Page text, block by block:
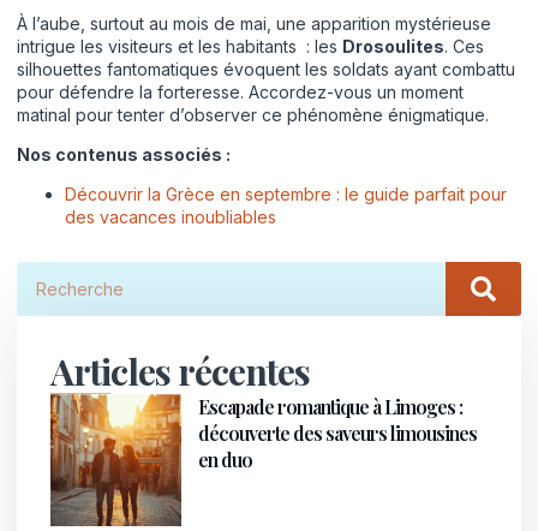
À l’aube, surtout au mois de mai, une apparition mystérieuse
intrigue les visiteurs et les habitants : les Drosoulites. Ces
silhouettes fantomatiques évoquent les soldats ayant combattu
pour défendre la forteresse. Accordez-vous un moment
matinal pour tenter d’observer ce phénomène énigmatique.
Nos contenus associés :
Découvrir la Grèce en septembre : le guide parfait pour
des vacances inoubliables
Articles récentes
Escapade romantique à Limoges :
découverte des saveurs limousines
en duo